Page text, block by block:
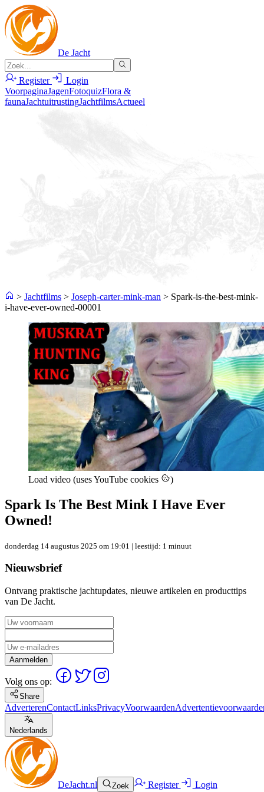
De Jacht
Register
Login
VoorpaginaJagenFotoquizFlora &
faunaJachtuitrustingJachtfilmsActueel
> Jachtfilms > Joseph-carter-mink-man > Spark-is-the-best-mink-
i-have-ever-owned-00001
Load video (uses YouTube cookies )
Spark Is The Best Mink I Have Ever
Owned!
donderdag 14 augustus 2025 om 19:01 | leestijd: 1 minuut
Nieuwsbrief
Ontvang praktische jachtupdates, nieuwe artikelen en producttips
van De Jacht.
Aanmelden
Volg ons op:
Share
AdverterenContactLinksPrivacyVoorwaarden
Nederlands
DeJacht.nl Zoek Register Login